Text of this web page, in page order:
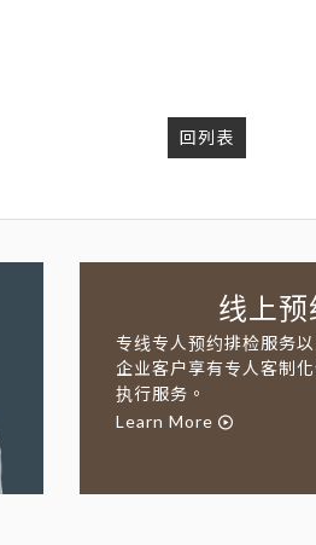
回列表
线上预
专线专人预约排检服务以
企业客户享有专人客制
执行服务。
Learn More